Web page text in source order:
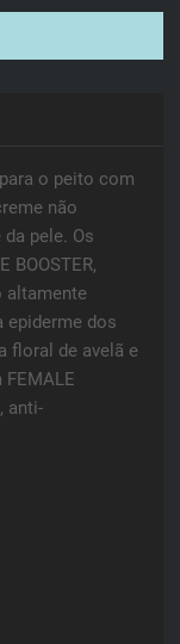
o peito com
não
pele. Os
BOOSTER,
altamente
epiderme dos
floral de avelã e
anti-